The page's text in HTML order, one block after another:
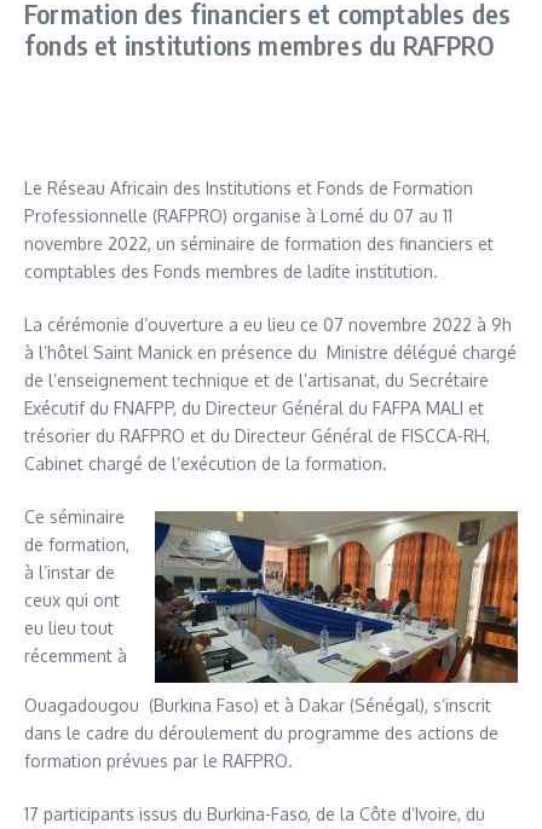
Formation des financiers et comptables des
fonds et institutions membres du RAFPRO
Le Réseau Africain des Institutions et Fonds de Formation
Professionnelle (RAFPRO) organise à Lomé du 07 au 11
novembre 2022, un séminaire de formation des financiers et
comptables des Fonds membres de ladite institution.
La cérémonie d’ouverture a eu lieu ce 07 novembre 2022 à 9h
à l’hôtel Saint Manick en présence du Ministre délégué chargé
de l’enseignement technique et de l’artisanat, du Secrétaire
Exécutif du FNAFPP, du Directeur Général du FAFPA MALI et
trésorier du RAFPRO et du Directeur Général de FISCCA-RH,
Cabinet chargé de l’exécution de la formation.
Ce séminaire
de formation,
à l’instar de
ceux qui ont
eu lieu tout
récemment à
Ouagadougou (Burkina Faso) et à Dakar (Sénégal), s’inscrit
dans le cadre du déroulement du programme des actions de
formation prévues par le RAFPRO.
17 participants issus du Burkina-Faso, de la Côte d’Ivoire, du